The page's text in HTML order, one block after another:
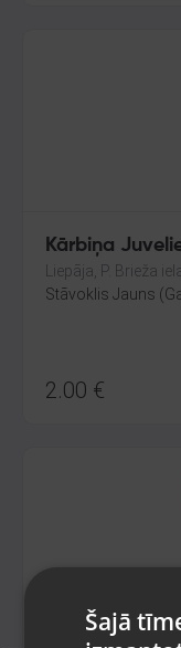
Kārbiņa
Liepāja, P. Brieža
Stāvoklis Jauns
2.00 €
Šajā